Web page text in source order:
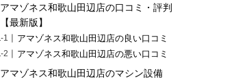
アマゾネス和歌山田辺店の口コミ・評判
【最新版】
アマゾネス和歌山田辺店の良い口コミ
アマゾネス和歌山田辺店の悪い口コミ
アマゾネス和歌山田辺店のマシン設備